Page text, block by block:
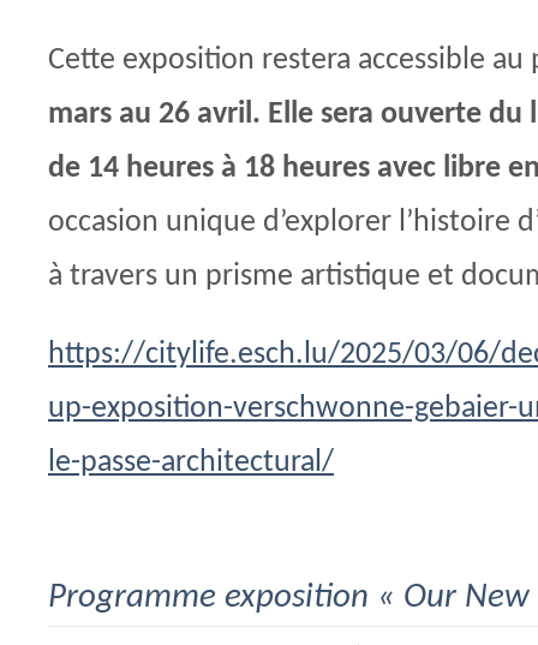
Cette exposition restera accessible
mars au 26 avril. Elle sera ouverte du
de 14 heures à 18 heures avec libre
occasion unique d’explorer l’histoire
à travers un prisme artistique et
https://citylife.esch.lu/2025/03/06/
up-exposition-verschwonne-gebaier-
le-passe-architectural/
Programme exposition « Our New